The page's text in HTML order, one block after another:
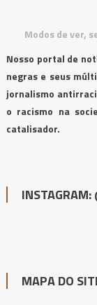
Modos de ver,
Nosso portal de
negras e seus
jornalismo
o racismo na
catalisador.
INSTAGRAM:
MAPA DO